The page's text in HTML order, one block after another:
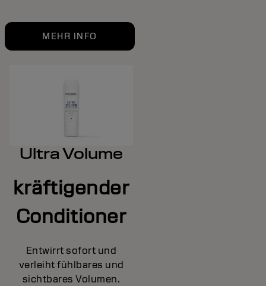
MEHR INFO
Ultra Volume
kräftigender
Conditioner
Entwirrt sofort und
verleiht fühlbares und
sichtbares Volumen.